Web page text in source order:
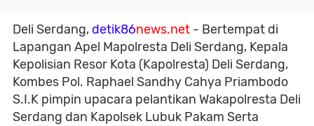
Deli Serdang, detik86news.net - Bertempat di
Lapangan Apel Mapolresta Deli Serdang, Kepala
Kepolisian Resor Kota (Kapolresta) Deli Serdang,
Kombes Pol. Raphael Sandhy Cahya Priambodo
S.I.K pimpin upacara pelantikan Wakapolresta Deli
Serdang dan Kapolsek Lubuk Pakam Serta